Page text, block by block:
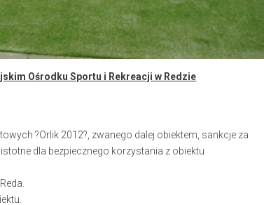
Ośrodku Sportu i Rekreacji w Redzie
?Orlik 2012?, zwanego dalej obiektem, sankcje za
dla bezpiecznego korzystania z obiektu